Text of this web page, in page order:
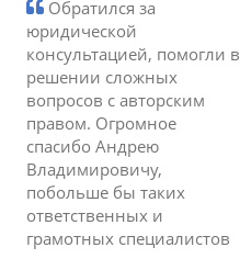
Обратился за
юридической
консультацией, помогли в
решении сложных
вопросов с авторским
правом. Огромное
спасибо Андрею
Владимировичу,
побольше бы таких
ответственных и
грамотных специалистов